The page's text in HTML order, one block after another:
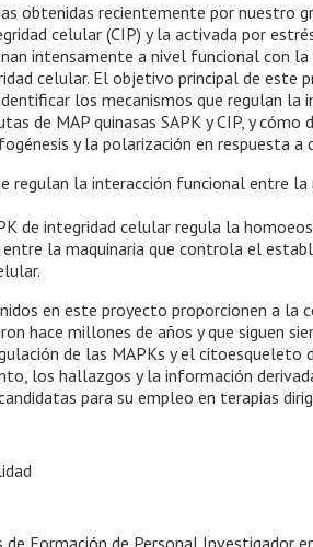
obtenidas recientemente por nuestro
celular (CIP) y la activada por
intensamente a nivel funcional con
celular. El objetivo principal de este
los mecanismos que regulan
de MAP quinasas SAPK y CIP, y
y la polarización en respuesta a
regulan la interacción funcional entre
de integridad celular regula la
la maquinaria que controla el
en este proyecto proporcionen a la
hace millones de años y que siguen
de las MAPKs y el citoesqueleto
los hallazgos y la información
para su empleo en terapias
Formación de Personal Investigador